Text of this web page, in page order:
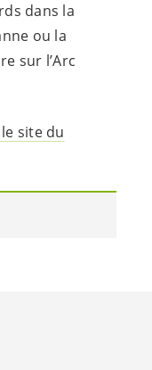
dans la
ou la
sur l’Arc
site du